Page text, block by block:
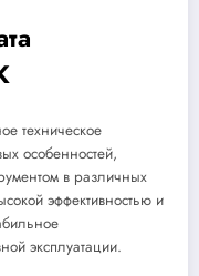
техническое
особенностей,
в различных
эффективностью и
эксплуатации.